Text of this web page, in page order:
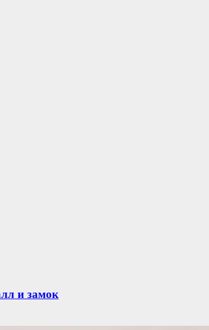
и замок